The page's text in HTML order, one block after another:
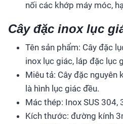
nối các khớp máy móc,
Cây đặc inox lục
Tên sản phẩm: Cây đặc
inox lục giác, láp đặc lục
Miêu tả: Cây đặc
là hình lục giác đều.
Mác thép: Inox SUS 304,
Kích thước: đường kính